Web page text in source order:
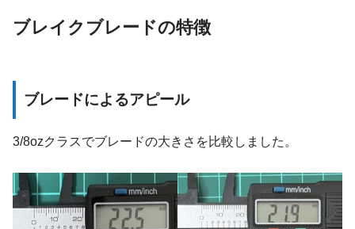
ブレイクブレードの特徴
ブレードによるアピール
3/8ozクラスでブレードの大きさを比較しました。